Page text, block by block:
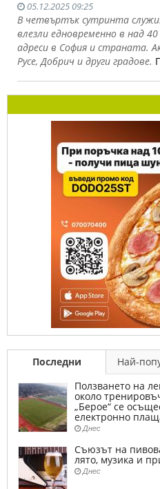
05.12.2025 09:25
В четвъртък сутринта
влезли едновременно в над
адреси в София и страната.
Русе, Добрич и други градове.
Последни Най-
Ползването на
около
„Берое“ се
електронно
Днес
Съюзът на
лято, музика и
Днес